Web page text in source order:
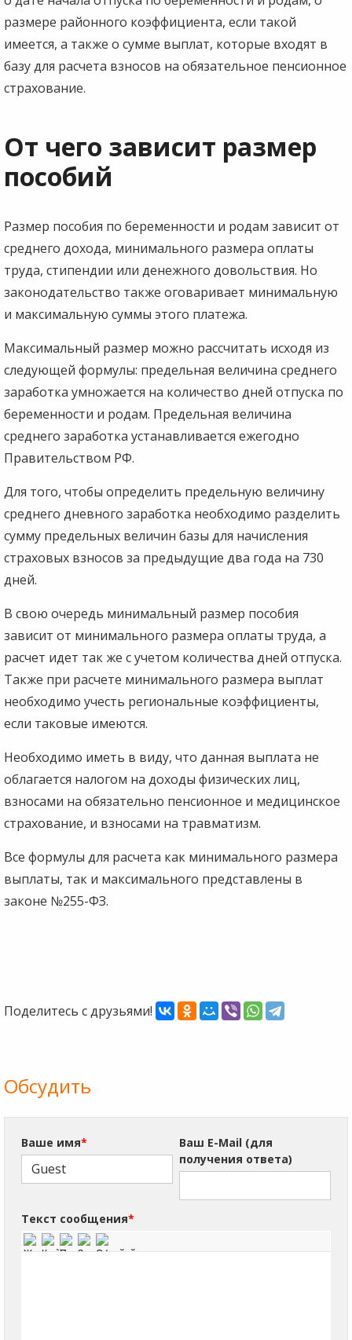
размере районного коэффициента, если такой
имеется, а также о сумме выплат, которые входят в
базу для расчета взносов на обязательное пенсионное
страхование.
От чего зависит размер
пособий
Размер пособия по беременности и родам зависит от
среднего дохода, минимального размера оплаты
труда, стипендии или денежного довольствия. Но
законодательство также оговаривает минимальную
и максимальную суммы этого платежа.
Максимальный размер можно рассчитать исходя из
следующей формулы: предельная величина среднего
заработка умножается на количество дней отпуска по
беременности и родам. Предельная величина
среднего заработка устанавливается ежегодно
Правительством РФ.
Для того, чтобы определить предельную величину
среднего дневного заработка необходимо разделить
сумму предельных величин базы для начисления
страховых взносов за предыдущие два года на 730
дней.
В свою очередь минимальный размер пособия
зависит от минимального размера оплаты труда, а
расчет идет так же с учетом количества дней отпуска.
Также при расчете минимального размера выплат
необходимо учесть региональные коэффициенты,
если таковые имеются.
Необходимо иметь в виду, что данная выплата не
облагается налогом на доходы физических лиц,
взносами на обязательно пенсионное и медицинское
страхование, и взносами на травматизм.
Все формулы для расчета как минимального размера
выплаты, так и максимального представлены в
законе №255-ФЗ.
Поделитесь с друзьями!
Обсудить
Ваше имя*
Ваш E-Mail (для
получения ответа)
Текст сообщения*